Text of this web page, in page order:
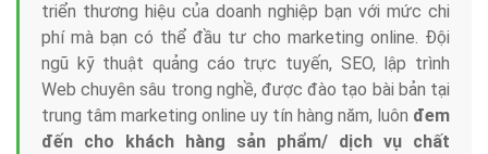
triển thương hiệu của doanh nghiệp bạn với mức chi
phí mà bạn có thể đầu tư cho marketing online. Đội
ngũ kỹ thuật quảng cáo trực tuyến, SEO, lập trình
Web chuyên sâu trong nghề, được đào tạo bài bản tại
trung tâm marketing online uy tín hàng năm, luôn đem
đến cho khách hàng sản phẩm/ dịch vụ chất